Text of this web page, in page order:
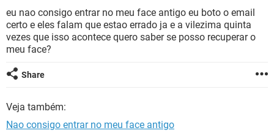
GUIA DE COMPRAS
OUTLOOK EXCEL
INSTAGRAM GMAIL
GUIA DE COMPRAS
eu nao consigo entrar no meu face antigo eu boto o email
certo e eles falam que estao errado ja e a vilezima quinta
vezes que isso acontece quero saber se posso recuperar o
meu face?
Share
Veja também:
Nao consigo entrar no meu face antigo